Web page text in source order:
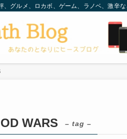
、グルメ、ロカボ、ゲーム、ラノベ、激辛
WARS – tag –